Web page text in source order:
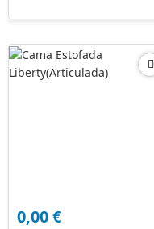
0,00€